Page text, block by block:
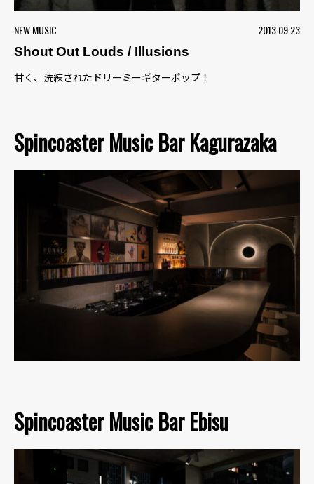
NEW MUSIC
2013.09.23
Shout Out Louds / Illusions
甘く、洗練されたドリーミーギターポップ！
Spincoaster Music Bar Kagurazaka
Spincoaster Music Bar Ebisu